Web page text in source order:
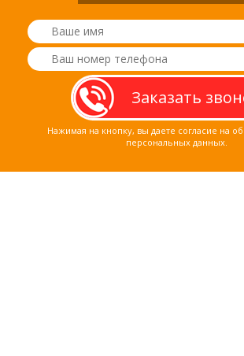
Нажимая на кнопку, вы даете согласие на
персональных данных.